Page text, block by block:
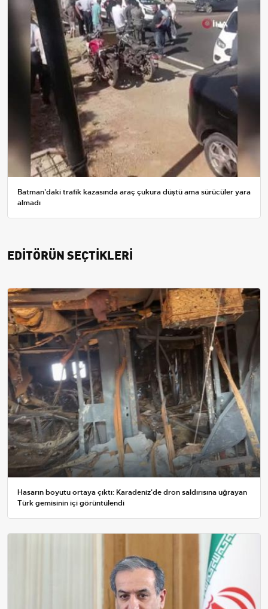
Batman'daki trafik kazasında araç çukura düştü ama sürücüler yara
almadı
EDİTÖRÜN SEÇTİKLERİ
Hasarın boyutu ortaya çıktı: Karadeniz'de dron saldırısına uğrayan
Türk gemisinin içi görüntülendi